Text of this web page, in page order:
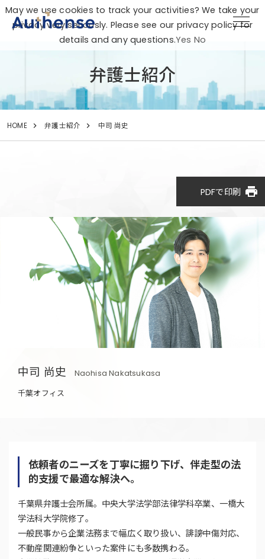
弁護士紹介
HOME 弁護士紹介 中司 尚史
PDFで印刷 print
中司 尚史
Naohisa Nakatsukasa
千葉オフィス
依頼者のニーズを丁寧に掘り下げ、伴走型の法
的支援で最適な解決へ。
千葉県弁護士会所属。中央大学法学部法律学科卒業、一橋大
学法科大学院修了。
一般民事から企業法務まで幅広く取り扱い、誹謗中傷対応、
不動産関連紛争といった案件にも多数携わる。
May we use cookies to track your activities? We take your
privacy very seriously. Please see our privacy policy for
details and any questions.Yes No